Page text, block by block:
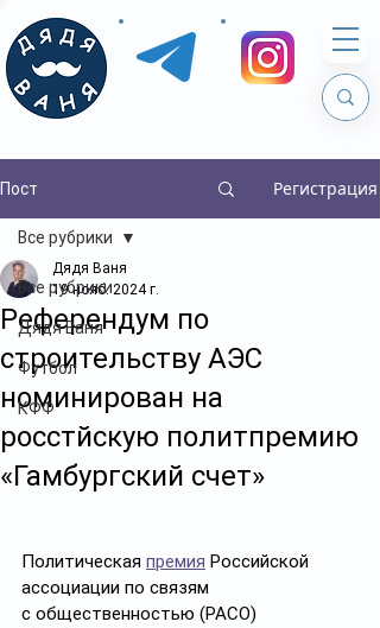
Пост Регистрация
Все рубрики
Дядя Ваня
Футбол
КФФ
Все рубрики
Референдум по
строительству АЭС
номинирован на
росстйскую политпремию
«Гамбургский счет»
Дядя Ваня
19 нояб. 2024 г.
Политическая премия Российской
ассоциации по связям
с общественностью (РАСО)